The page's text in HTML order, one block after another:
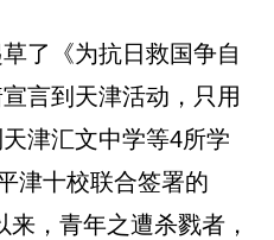
了《为抗日救国争自
言到天津活动，只用
津汇文中学等4所学
津十校联合签署的
来，青年之遭杀戮者，